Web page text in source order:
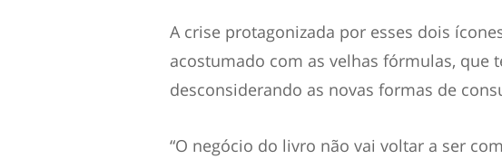
A crise protagonizada por esses dois
acostumado com as velhas fórmulas, que
desconsiderando as novas formas de
“O negócio do livro não vai voltar a ser